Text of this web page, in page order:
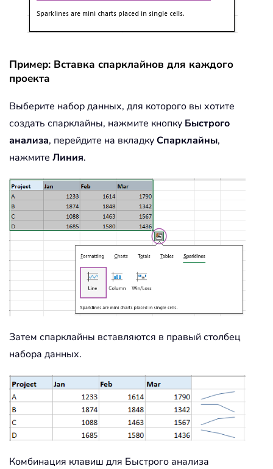
Пример: Вставка спарклайнов для каждого
проекта
Выберите набор данных, для которого вы хотите
создать спарклайны, нажмите кнопку Быстрого
анализа, перейдите на вкладкуСпарклайны,
нажмите Линия.
Затем спарклайны вставляются в правый столбец
набора данных.
Комбинация клавиш для Быстрого анализа